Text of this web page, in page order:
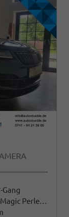
Gang
Schwarz-Magic Perleffekt